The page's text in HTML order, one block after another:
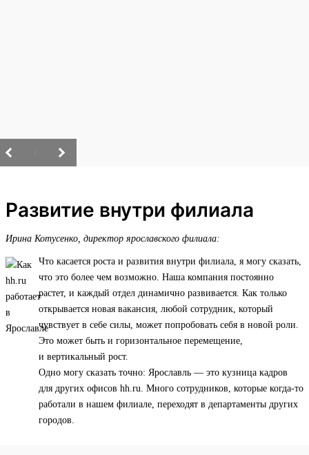
Развитие внутри филиала
Ирина Котусенко, директор ярославского филиала:
Что касается роста и развития внутри филиала, я могу сказать,
что это более чем возможно. Наша компания постоянно
растет, и каждый отдел динамично развивается. Как только
открывается новая вакансия, любой сотрудник, который
чувствует в себе силы, может попробовать себя в новой роли.
Это может быть и горизонтальное перемещение,
и вертикальный рост.
Одно могу сказать точно: Ярославль — это кузница кадров
для других офисов hh.ru. Много сотрудников, которые когда-то
работали в нашем филиале, переходят в департаменты других
городов.